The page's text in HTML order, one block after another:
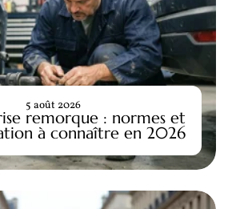
remorque : normes et
à connaître en 2026
5 août 2026